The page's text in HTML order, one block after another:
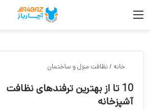
منو
خانه / نظافت منزل و ساختمان
10 تا از بهترین ترفندهای نظافت
آشپزخانه